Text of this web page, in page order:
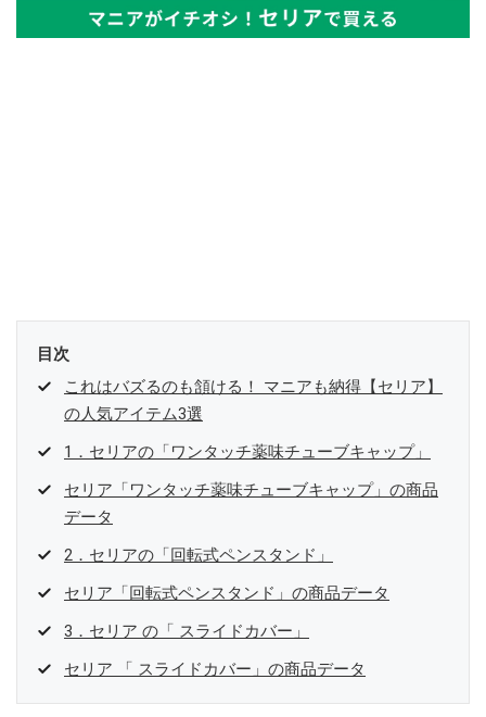
目次
これはバズるのも頷ける！ マニアも納得【セリア】
の人気アイテム3選
1．セリアの「ワンタッチ薬味チューブキャップ」
セリア「ワンタッチ薬味チューブキャップ」の商品
データ
2．セリアの「回転式ペンスタンド」
セリア「回転式ペンスタンド」の商品データ
3．セリア の「 スライドカバー」
セリア 「 スライドカバー」の商品データ